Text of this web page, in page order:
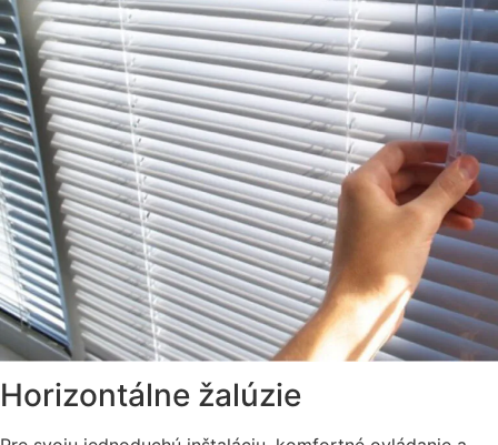
Horizontálne žalúzie